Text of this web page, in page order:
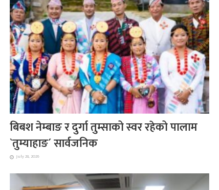
बिबश नेम्बाङ र दुर्गा तुम्साको स्वर रहेको पालाम
`तुम्याहाङ´ सार्वजनिक
July 28, 2026